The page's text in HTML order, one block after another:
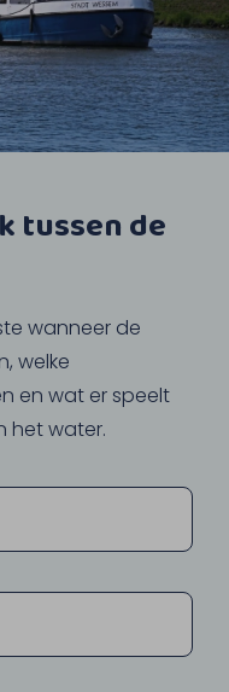
tussen de
wanneer de
welke
en wat er speelt
het water.